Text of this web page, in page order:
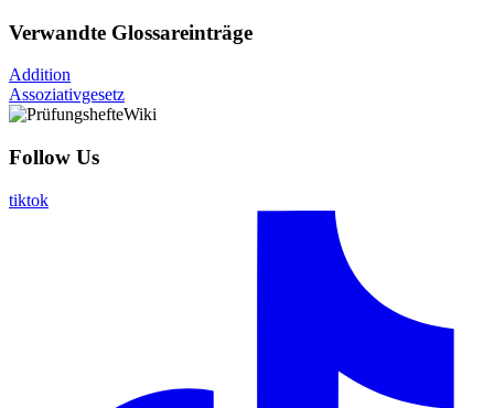
Verwandte Glossareinträge
Addition
Assoziativgesetz
Follow Us
tiktok